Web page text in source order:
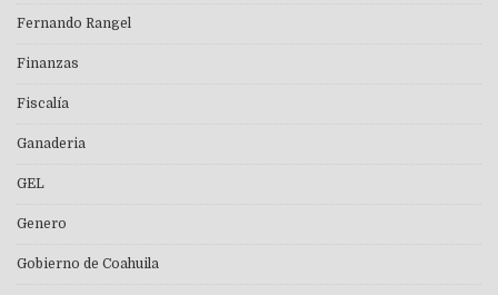
Fernando Rangel
Finanzas
Fiscalía
Ganaderia
GEL
Genero
Gobierno de Coahuila